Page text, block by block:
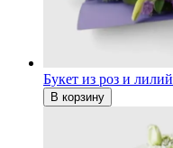
Букет из роз и
В корзину